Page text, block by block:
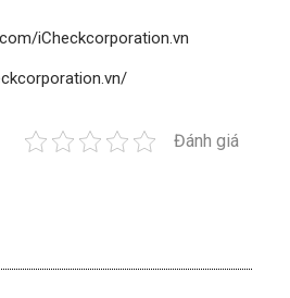
iCheckcorporation.vn
Đánh giá